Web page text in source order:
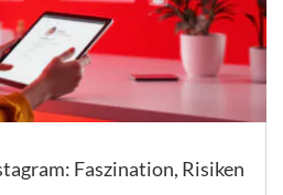
Faszination, Risiken